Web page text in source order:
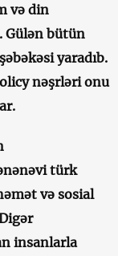
və din
Gülən bütün
yaradıb.
nəşrləri onu
türk
və sosial
insanlarla